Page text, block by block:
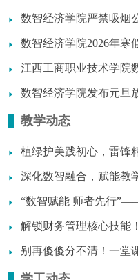
数智经济学院严禁吸烟
教学动态
别再傻傻分不清！一堂